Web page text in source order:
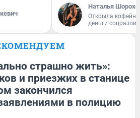
Наталья
Открыла
деньги
страшно жить»:
и приезжих в станице
закончился
в полицию